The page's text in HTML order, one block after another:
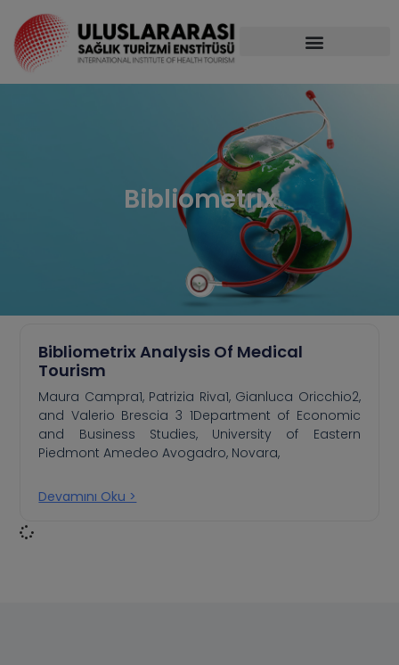
Bibliometrix
Bibliometrix Analysis Of Medical
Tourism
Maura Campra1, Patrizia Riva1, Gianluca Oricchio2,
and Valerio Brescia 3 1Department of Economic
and Business Studies, University of Eastern
Piedmont Amedeo Avogadro, Novara,
Devamını Oku >